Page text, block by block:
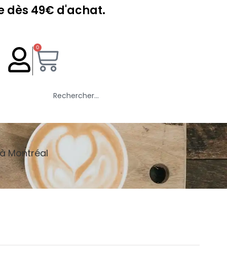
d'achat.
0
Montréal